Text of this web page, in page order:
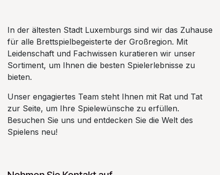
In der ältesten Stadt Luxemburgs sind wir das Zuhause
für alle Brettspielbegeisterte der Großregion. Mit
Leidenschaft und Fachwissen kuratieren wir unser
Sortiment, um Ihnen die besten Spielerlebnisse zu
bieten.
Unser engagiertes Team steht Ihnen mit Rat und Tat
zur Seite, um Ihre Spielewünsche zu erfüllen.
Besuchen Sie uns und entdecken Sie die Welt des
Spielens neu!